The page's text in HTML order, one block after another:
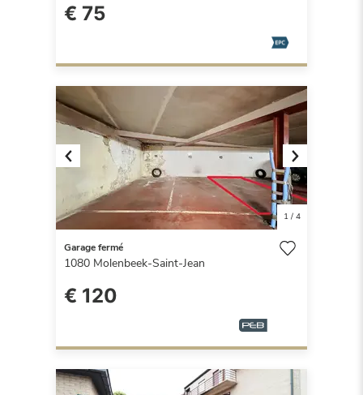
€ 75
Previous Next
1/ 4
Garage fermé
1080 Molenbeek-Saint-Jean
€ 120